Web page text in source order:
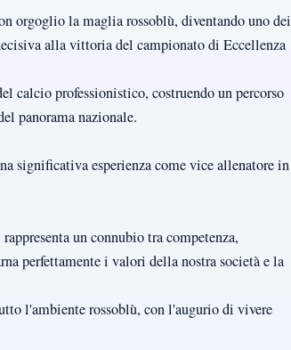
orgoglio la maglia rossoblù, diventando uno dei
alla vittoria del campionato di Eccellenza
calcio professionistico, costruendo un percorso
panorama nazionale.
significativa esperienza come vice allenatore in
un connubio tra competenza,
perfettamente i valori della nostra società e la
l'ambiente rossoblù, con l'augurio di vivere